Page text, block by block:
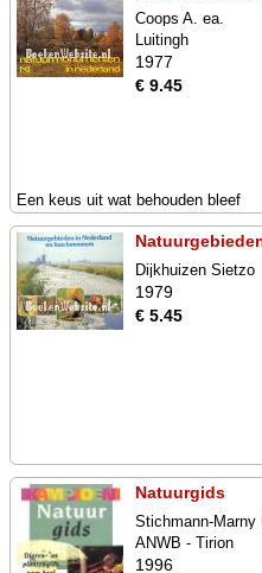
Coops A. ea.
Luitingh
1977
€ 9.45
Een keus uit wat behouden bleef
Dijkhuizen Sietzo
1979
€ 5.45
Natuurgids
Stichmann-Marny
ANWB - Tirion
1996